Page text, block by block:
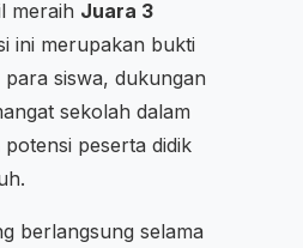
meraih Juara 3
ini merupakan bukti
siswa, dukungan
sekolah dalam
peserta didik
berlangsung selama